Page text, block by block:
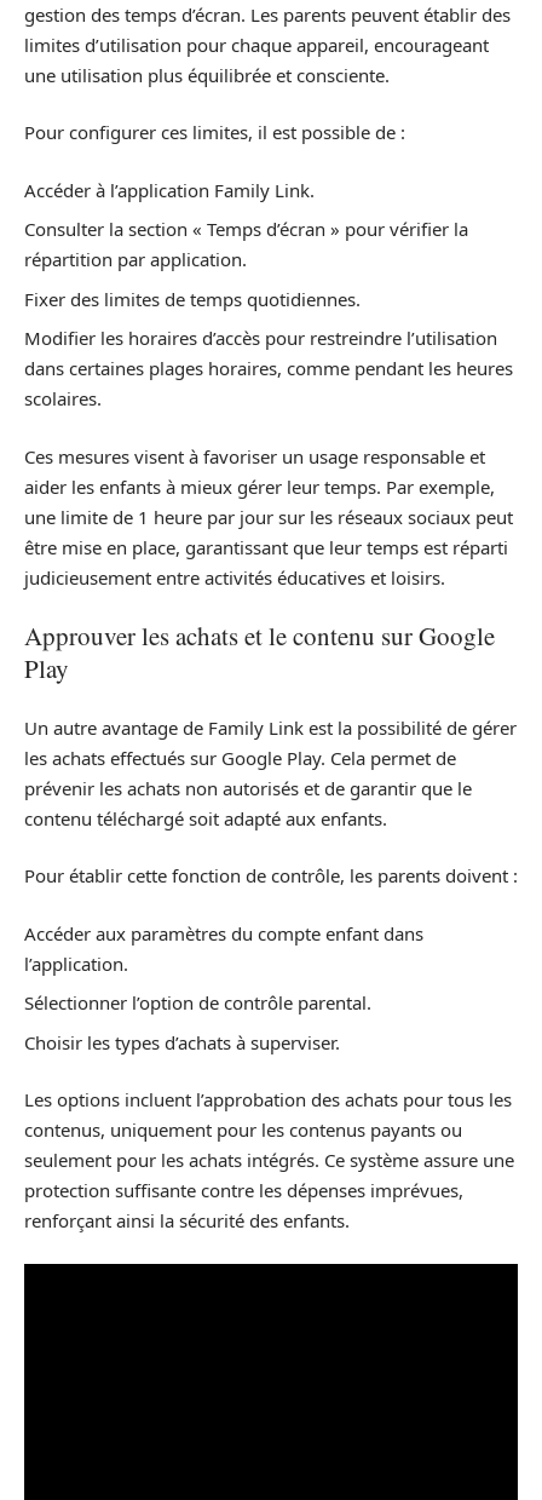
gestion des temps d’écran. Les parents peuvent établir des
limites d’utilisation pour chaque appareil, encourageant
une utilisation plus équilibrée et consciente.
Pour configurer ces limites, il est possible de :
Accéder à l’application Family Link.
Consulter la section « Temps d’écran » pour vérifier la
répartition par application.
Fixer des limites de temps quotidiennes.
Modifier les horaires d’accès pour restreindre l’utilisation
dans certaines plages horaires, comme pendant les heures
scolaires.
Ces mesures visent à favoriser un usage responsable et
aider les enfants à mieux gérer leur temps. Par exemple,
une limite de 1 heure par jour sur les réseaux sociaux peut
être mise en place, garantissant que leur temps est réparti
judicieusement entre activités éducatives et loisirs.
Approuver les achats et le contenu sur Google
Play
Un autre avantage de Family Link est la possibilité de gérer
les achats effectués sur Google Play. Cela permet de
prévenir les achats non autorisés et de garantir que le
contenu téléchargé soit adapté aux enfants.
Pour établir cette fonction de contrôle, les parents doivent :
Accéder aux paramètres du compte enfant dans
l’application.
Sélectionner l’option de contrôle parental.
Choisir les types d’achats à superviser.
Les options incluent l’approbation des achats pour tous les
contenus, uniquement pour les contenus payants ou
seulement pour les achats intégrés. Ce système assure une
protection suffisante contre les dépenses imprévues,
renforçant ainsi la sécurité des enfants.